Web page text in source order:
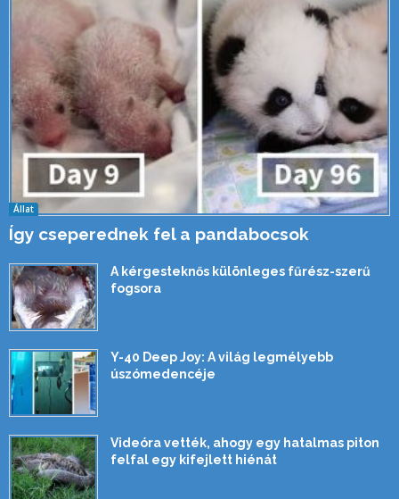
Állat
Így cseperednek fel a pandabocsok
A kérgesteknős különleges fűrész-szerű
fogsora
Y-40 Deep Joy: A világ legmélyebb
úszómedencéje
Videóra vették, ahogy egy hatalmas piton
felfal egy kifejlett hiénát